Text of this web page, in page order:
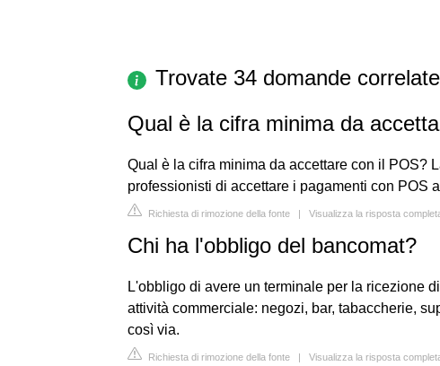
Trovate 34 domande correlate
Qual è la cifra minima da
Qual è la cifra minima da accettare con il POS?
professionisti di accettare i pagamenti con POS
Richiesta di rimozione della fonte | Visualizza la risposta
Chi ha l'obbligo del bancomat?
L'obbligo di avere un terminale per la ricezione
attività commerciale: negozi, bar, tabaccherie,
così via.
Richiesta di rimozione della fonte | Visualizza la risposta